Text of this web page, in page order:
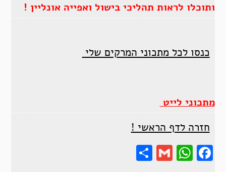
ותוכלו לראות תהליכי בישול ואפייה אונליין !
כנסו לכל מתכוני המרקים שלי
מתכוני לייט
חזרה לדף הראשי !
Gmail
Share